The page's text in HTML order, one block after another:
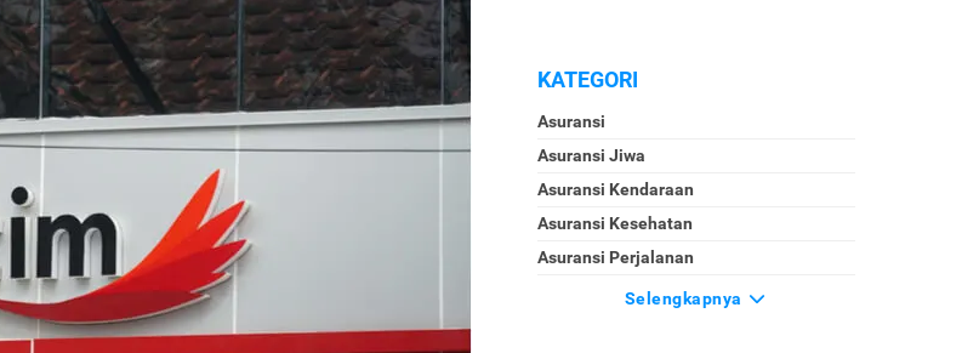
KATEGORI
Asuransi
Asuransi Jiwa
Asuransi Kendaraan
Asuransi Kesehatan
Asuransi Perjalanan
Selengkapnya